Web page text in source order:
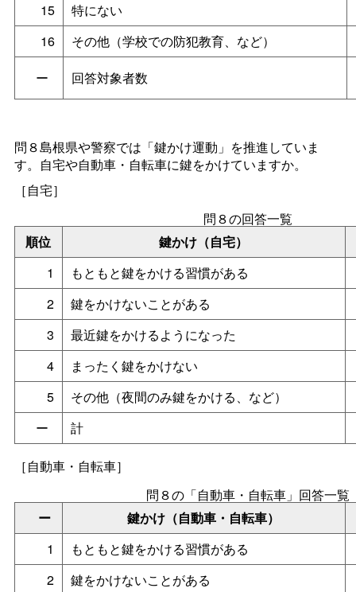
15
特にない
16
その他（学校での防犯教育、など）
ー
回答対象者数
問８島根県や警察では「鍵かけ運動」を推進していま
す。自宅や自動車・自転車に鍵をかけていますか。
［自宅］
順位 鍵かけ（自宅）
問８の回答一覧
1
もともと鍵をかける習慣がある
2
鍵をかけないことがある
3
最近鍵をかけるようになった
4
まったく鍵をかけない
5
その他（夜間のみ鍵をかける、など）
ー
計
［自動車・自転車］
ー 鍵かけ（自動車・自転車）
問８の「自動車・自転車」回答一覧
1
もともと鍵をかける習慣がある
2
鍵をかけないことがある